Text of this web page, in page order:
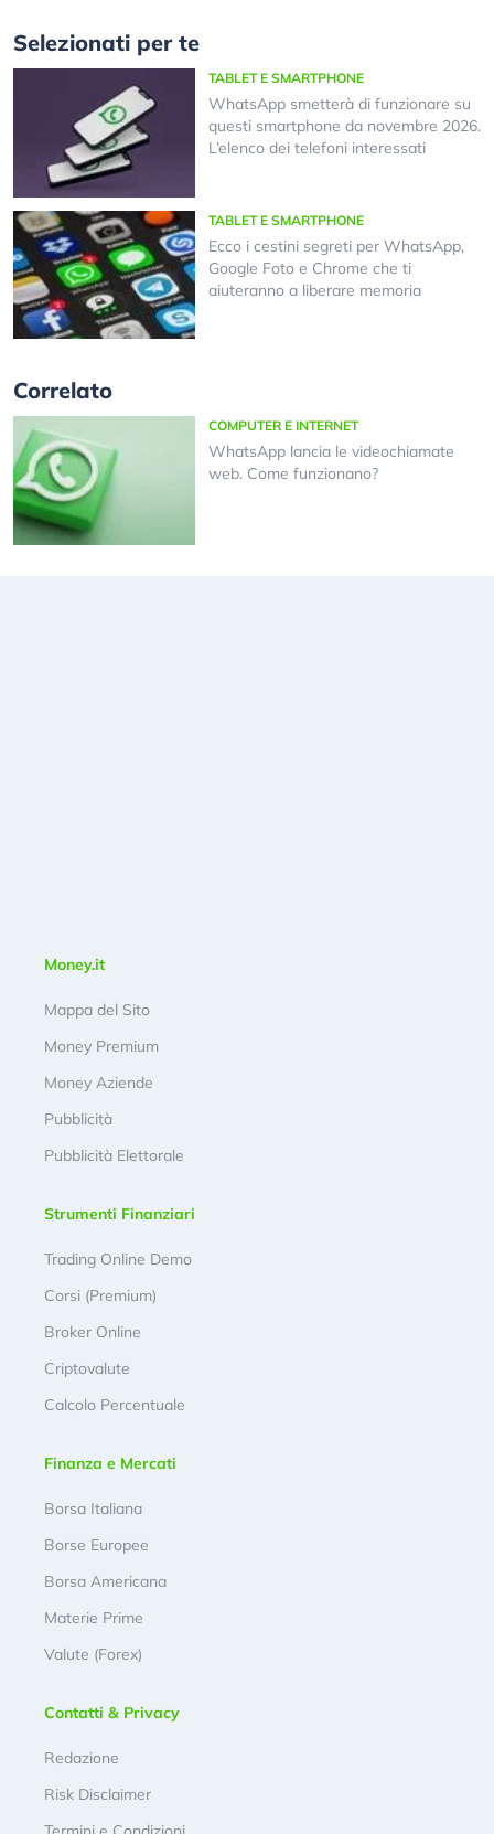
Selezionati per te
TABLET E SMARTPHONE
WhatsApp smetterà di funzionare su
questi smartphone da novembre 2026.
L’elenco dei telefoni interessati
TABLET E SMARTPHONE
Ecco i cestini segreti per WhatsApp,
Google Foto e Chrome che ti
aiuteranno a liberare memoria
Correlato
COMPUTER E INTERNET
WhatsApp lancia le videochiamate
web. Come funzionano?
Money.it
Mappa del Sito
Money Premium
Money Aziende
Pubblicità
Pubblicità Elettorale
Strumenti Finanziari
Trading Online Demo
Corsi (Premium)
Broker Online
Criptovalute
Calcolo Percentuale
Finanza e Mercati
Borsa Italiana
Borse Europee
Borsa Americana
Materie Prime
Valute (Forex)
Contatti & Privacy
Redazione
Risk Disclaimer